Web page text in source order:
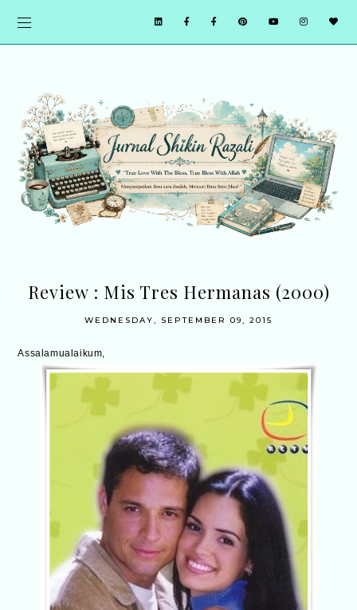
Review : Mis Tres Hermanas (2000)
WEDNESDAY, SEPTEMBER 09, 2015
Assalamualaikum,